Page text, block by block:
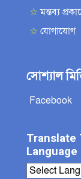
☆মন্তব্য
☆ যোগাযোগ
সোশ্যাল
Facebook
Translate
Language